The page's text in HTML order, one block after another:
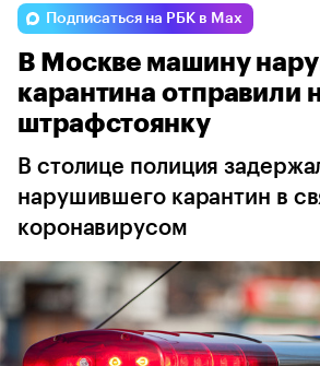
Changan Esteo Voyah
Подписаться на РБК в Max
В Москве машину
карантина отправили
штрафстоянку
В столице полиция
нарушившего карантин в
коронавирусом